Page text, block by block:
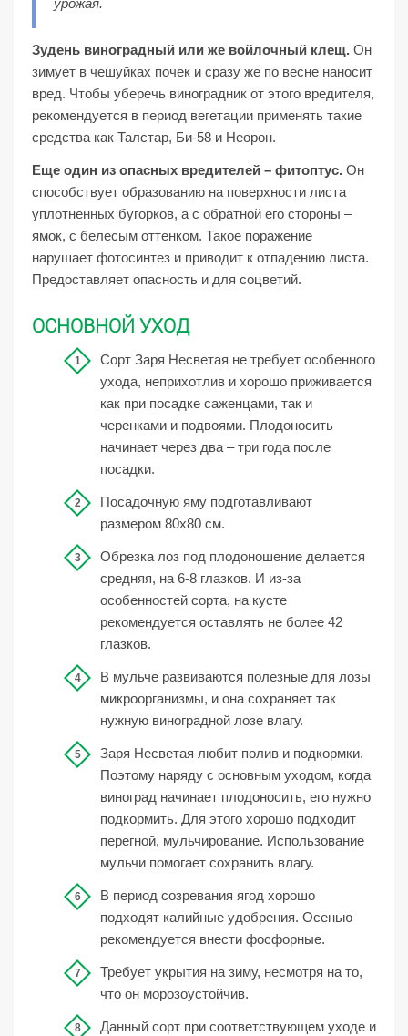
урожая.
Зудень виноградный или же войлочный клещ. Он
зимует в чешуйках почек и сразу же по весне наносит
вред. Чтобы уберечь виноградник от этого вредителя,
рекомендуется в период вегетации применять такие
средства как Талстар, Би-58 и Неорон.
Еще один из опасных вредителей – фитоптус. Он
способствует образованию на поверхности листа
уплотненных бугорков, а с обратной его стороны –
ямок, с белесым оттенком. Такое поражение
нарушает фотосинтез и приводит к отпадению листа.
Предоставляет опасность и для соцветий.
ОСНОВНОЙ УХОД
Сорт Заря Несветая не требует особенного
ухода, неприхотлив и хорошо приживается
как при посадке саженцами, так и
черенками и подвоями. Плодоносить
начинает через два – три года после
посадки.
Посадочную яму подготавливают
размером 80х80 см.
Обрезка лоз под плодоношение делается
средняя, на 6-8 глазков. И из-за
особенностей сорта, на кусте
рекомендуется оставлять не более 42
глазков.
В мульче развиваются полезные для лозы
микроорганизмы, и она сохраняет так
нужную виноградной лозе влагу.
Заря Несветая любит полив и подкормки.
Поэтому наряду с основным уходом, когда
виноград начинает плодоносить, его нужно
подкормить. Для этого хорошо подходит
перегной, мульчирование. Использование
мульчи помогает сохранить влагу.
В период созревания ягод хорошо
подходят калийные удобрения. Осенью
рекомендуется внести фосфорные.
Требует укрытия на зиму, несмотря на то,
что он морозоустойчив.
Данный сорт при соответствующем уходе и